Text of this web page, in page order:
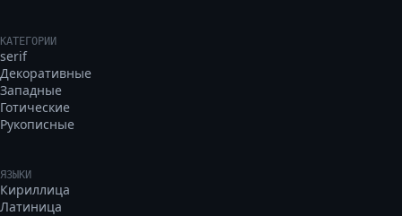
КАТЕГОРИИ
serif
Декоративные
Западные
Готические
Рукописные
ЯЗЫКИ
Кириллица
Латиница